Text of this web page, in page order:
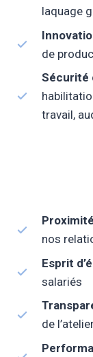
laquage
de
Sécurité
travail,
nos
Esprit
salariés
de